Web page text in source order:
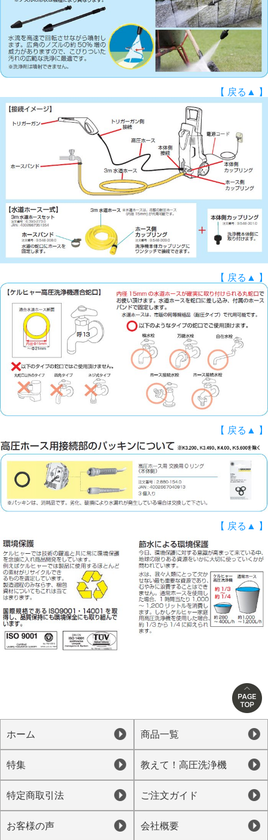
【 戻る▲ 】
【 戻る▲ 】
【 戻る▲ 】
【 戻る▲ 】
ホーム 商品一覧
特集 教えて！高圧洗浄機
特定商取引法 ご注文ガイド
お客様の声 会社概要